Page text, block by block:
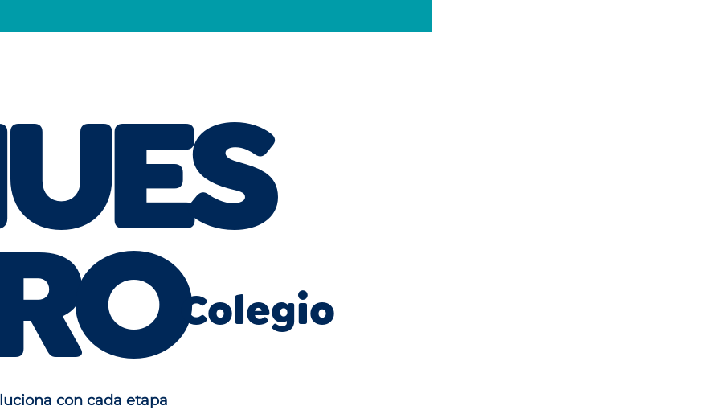
Colegio
con cada etapa